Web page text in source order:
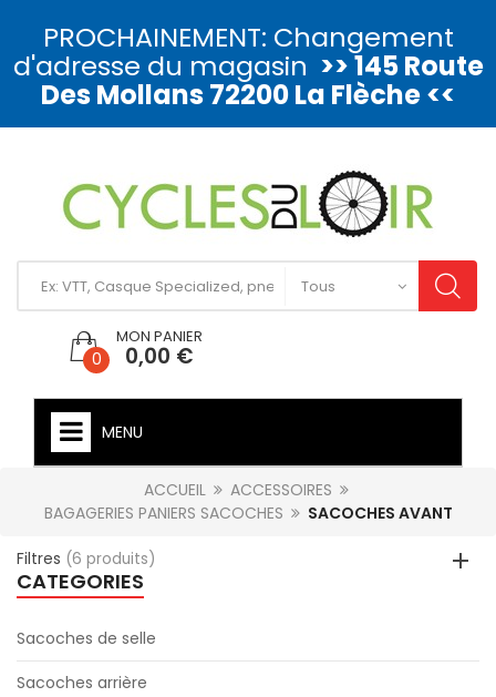
PROCHAINEMENT: Changement
d'adresse du magasin >> 145 Route
Des Mollans 72200 La Flèche <<
0
MON PANIER
0,00 €
MENU
ACCUEIL
ACCESSOIRES
BAGAGERIES PANIERS SACOCHES
SACOCHES AVANT
Filtres (6 produits)
CATEGORIES
Sacoches de selle
Sacoches arrière